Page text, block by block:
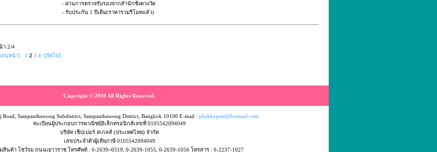
- ผ่านการตรวจรับรองจากสำนักชั่งตวงวัด
- รับประกัน 1 ปีเต็ม(ราคารวมรีโมทแล้ว)
า 2/4
อนหน้า]
1 2 3 4 [ถัดไป]
Copyright © 2010 All Rights Reserved.
Road, Sampanthawong Subdistrict, Sampanthawong District, Bangkok 10100 E-mail : phakkypaul@hotmail.com
ทะเบียนผู้ประกอบการพาณิชย์อิเล็กทรอนิกส์เลขที่ 0105542094049
บริษัท เซ็ปเปอร์ สเกลส์ (ประเทศไทย) จำกัด
เลขประจำตัวผู้เสียภาษี 0105542094049
นค้า โชว์รูม ถนนเยาวราช โทรศัพท์ : 0-2639=0519, 0-2639-1055, 0-2639-1056 โทรสาร : 0-2237-1027